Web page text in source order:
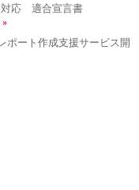
対応 適合宣言書
ポート作成支援サービス開